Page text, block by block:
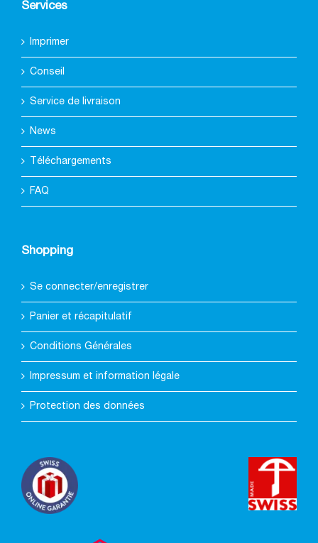
Services
Imprimer
Conseil
Service de livraison
News
Téléchargements
FAQ
Shopping
Se connecter/enregistrer
Panier et récapitulatif
Conditions Générales
Impressum et information légale
Protection des données